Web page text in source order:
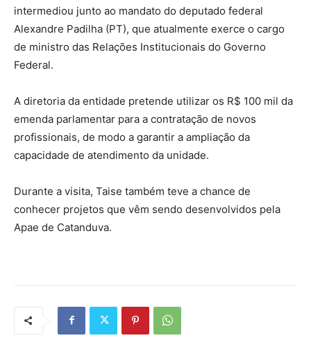
intermediou junto ao mandato do deputado federal
Alexandre Padilha (PT), que atualmente exerce o cargo
de ministro das Relações Institucionais do Governo
Federal.
A diretoria da entidade pretende utilizar os R$ 100 mil da
emenda parlamentar para a contratação de novos
profissionais, de modo a garantir a ampliação da
capacidade de atendimento da unidade.
Durante a visita, Taise também teve a chance de
conhecer projetos que vêm sendo desenvolvidos pela
Apae de Catanduva.